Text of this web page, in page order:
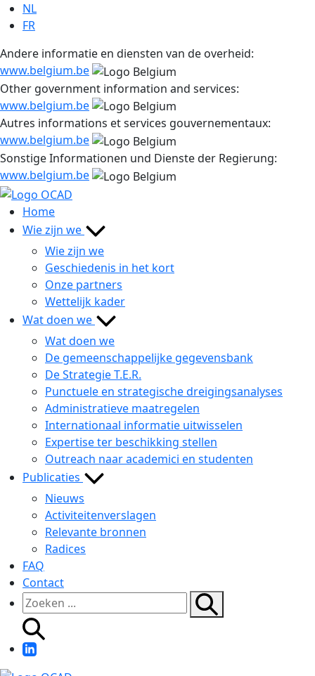
Ga
naar
inhoud
NL
FR
Andere informatie en diensten van de overheid:
www.belgium.be
Other government information and services:
www.belgium.be
Autres informations et services gouvernementaux:
www.belgium.be
Sonstige Informationen und Dienste der Regierung:
www.belgium.be
Home
Wie zijn we
Wie zijn we
Geschiedenis in het kort
Onze partners
Wettelijk kader
Wat doen we
Wat doen we
De gemeenschappelijke gegevensbank
De Strategie T.E.R.
Punctuele en strategische dreigingsanalyses
Administratieve maatregelen
Internationaal informatie uitwisselen
Expertise ter beschikking stellen
Outreach naar academici en studenten
Publicaties
Nieuws
Activiteitenverslagen
Relevante bronnen
Radices
FAQ
Contact
Zoeken
toggle
Zoeken
naar...
Zoeken
LinkedIn